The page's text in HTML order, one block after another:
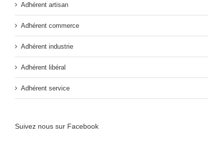
Adhérent artisan
Adhérent commerce
Adhérent industrie
Adhérent libéral
Adhérent service
Suivez nous sur Facebook